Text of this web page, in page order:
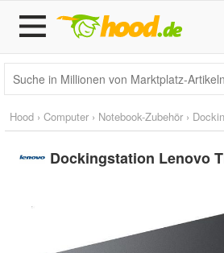
Hood › Computer › Notebook-Zubehör ›
Dockingstation Lenovo